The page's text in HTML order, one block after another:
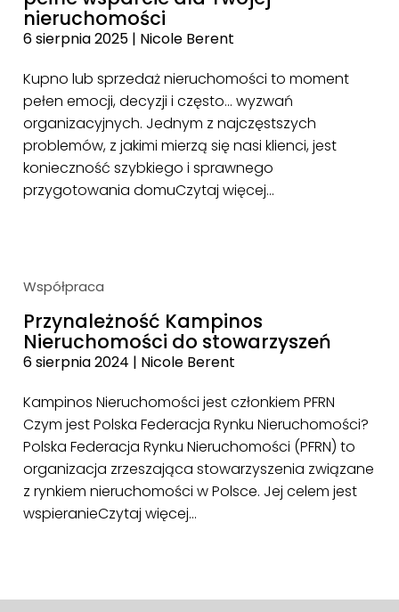
nieruchomości
6 sierpnia 2025 | Nicole Berent
Kupno lub sprzedaż nieruchomości to moment
pełen emocji, decyzji i często… wyzwań
organizacyjnych. Jednym z najczęstszych
problemów, z jakimi mierzą się nasi klienci, jest
konieczność szybkiego i sprawnego
przygotowania domuCzytaj więcej…
Współpraca
Przynależność Kampinos
Nieruchomości do stowarzyszeń
6 sierpnia 2024 | Nicole Berent
Kampinos Nieruchomości jest członkiem PFRN
Czym jest Polska Federacja Rynku Nieruchomości?
Polska Federacja Rynku Nieruchomości (PFRN) to
organizacja zrzeszająca stowarzyszenia związane
z rynkiem nieruchomości w Polsce. Jej celem jest
wspieranieCzytaj więcej…